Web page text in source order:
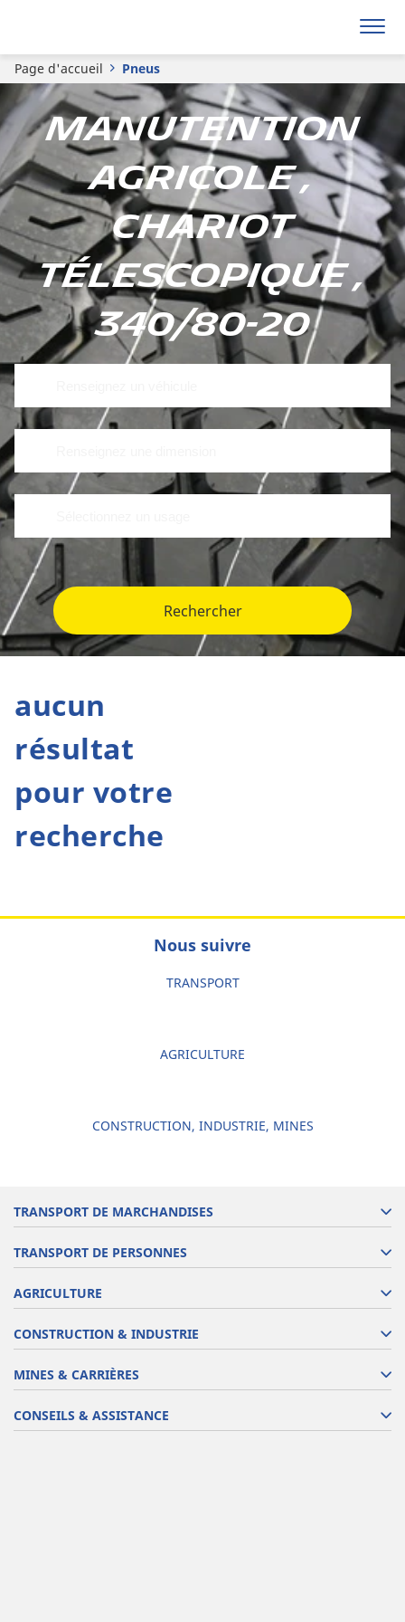
Page d'accueil Pneus
Manutention
Agricole ,
Chariot
télescopique ,
340/80-20
Rechercher
aucun
résultat
pour votre
recherche
Nous suivre
TRANSPORT
AGRICULTURE
CONSTRUCTION, INDUSTRIE, MINES
TRANSPORT DE MARCHANDISES
TRANSPORT DE PERSONNES
AGRICULTURE
CONSTRUCTION & INDUSTRIE
MINES & CARRIÈRES
CONSEILS & ASSISTANCE